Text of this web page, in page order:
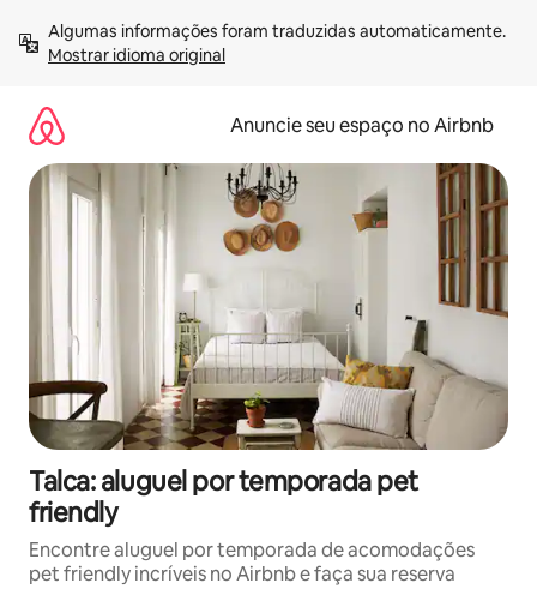
para
Mostrar idioma original
Anuncie seu espaço no Airbnb
Talca: aluguel por temporada pet
friendly
Encontre aluguel por temporada de acomodações
pet friendly incríveis no Airbnb e faça sua reserva